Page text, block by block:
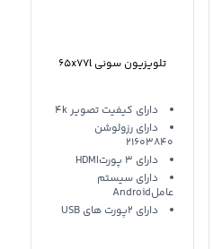
تلویزیون سونی 65x77l
دارای کیفیت تصویر 4k
دارای رزولوشن
21603840
دارای 3 پورتHDMI
دارای سیستم
عاملAndroid
دارای 2پورت های USB